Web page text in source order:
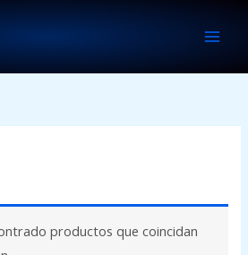
productos que coincidan